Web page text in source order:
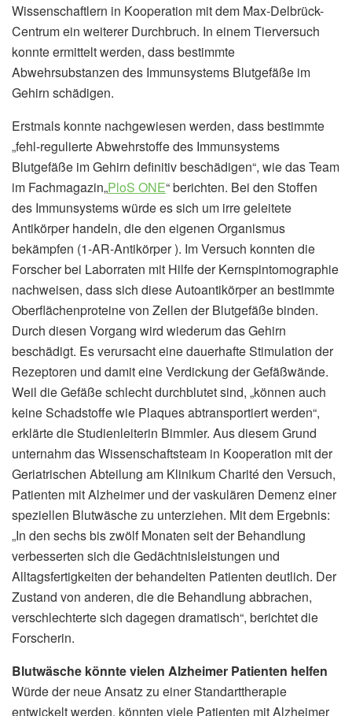
Wissenschaftlern in Kooperation mit dem Max-Delbrück-
Centrum ein weiterer Durchbruch. In einem Tierversuch
konnte ermittelt werden, dass bestimmte
Abwehrsubstanzen des Immunsystems Blutgefäße im
Gehirn schädigen.
Erstmals konnte nachgewiesen werden, dass bestimmte
„fehl-regulierte Abwehrstoffe des Immunsystems
Blutgefäße im Gehirn definitiv beschädigen“, wie das Team
im Fachmagazin„PloS ONE“ berichten. Bei den Stoffen
des Immunsystems würde es sich um irre geleitete
Antikörper handeln, die den eigenen Organismus
bekämpfen (1-AR-Antikörper ). Im Versuch konnten die
Forscher bei Laborraten mit Hilfe der Kernspintomographie
nachweisen, dass sich diese Autoantikörper an bestimmte
Oberflächenproteine von Zellen der Blutgefäße binden.
Durch diesen Vorgang wird wiederum das Gehirn
beschädigt. Es verursacht eine dauerhafte Stimulation der
Rezeptoren und damit eine Verdickung der Gefäßwände.
Weil die Gefäße schlecht durchblutet sind, „können auch
keine Schadstoffe wie Plaques abtransportiert werden“,
erklärte die Studienleiterin Bimmler. Aus diesem Grund
unternahm das Wissenschaftsteam in Kooperation mit der
Geriatrischen Abteilung am Klinikum Charité den Versuch,
Patienten mit Alzheimer und der vaskulären Demenz einer
speziellen Blutwäsche zu unterziehen. Mit dem Ergebnis:
„In den sechs bis zwölf Monaten seit der Behandlung
verbesserten sich die Gedächtnisleistungen und
Alltagsfertigkeiten der behandelten Patienten deutlich. Der
Zustand von anderen, die die Behandlung abbrachen,
verschlechterte sich dagegen dramatisch“, berichtet die
Forscherin.
Blutwäsche könnte vielen Alzheimer Patienten helfen
Würde der neue Ansatz zu einer Standarttherapie
entwickelt werden, könnten viele Patienten mit Alzheimer